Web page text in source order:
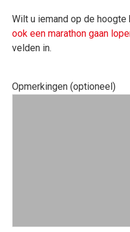
Wilt u iemand op de hoogte
ook een marathon gaan
velden in.
Opmerkingen (optioneel)